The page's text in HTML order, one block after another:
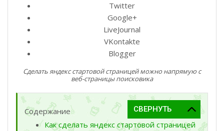
Twitter
Google+
LiveJournal
VKontakte
Blogger
Сделать яндекс стартовой страницей можно напрямую с
веб-страницы поисковика
Содержание
Как сделать яндекс стартовой страницей